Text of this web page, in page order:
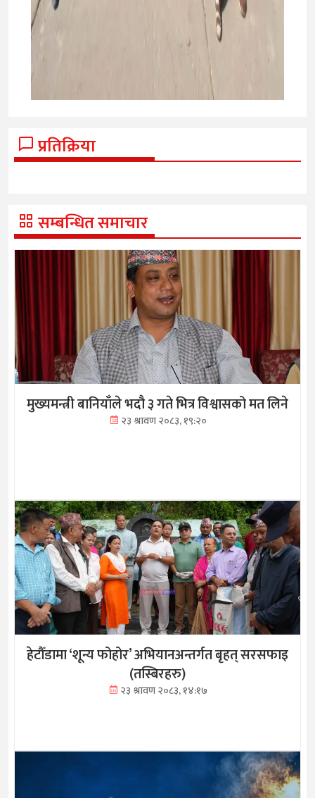
प्रतिक्रिया
सम्बन्धित समाचार
मुख्यमन्त्री बानियाँले भदौ ३ गते भित्र विश्वासको मत लिने
२३ श्रावण २०८३, १९:२०
हेटौँडामा ‘शून्य फोहोर’ अभियानअन्तर्गत बृहत् सरसफाइ
(तस्बिरहरु)
२३ श्रावण २०८३, १४:१७